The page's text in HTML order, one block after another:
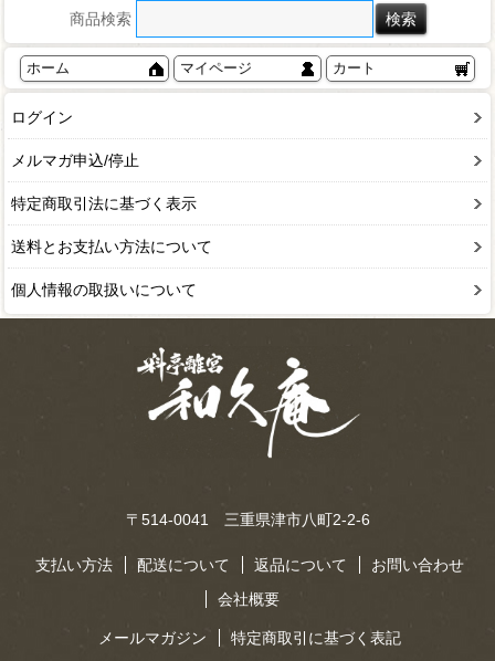
商品検索
ホーム マイページ カート
ログイン
メルマガ申込/停止
特定商取引法に基づく表示
送料とお支払い方法について
個人情報の取扱いについて
〒514-0041 三重県津市八町2-2-6
支払い方法 配送について 返品について
お問い合わせ
会社概要
メールマガジン 特定商取引に基づく表記